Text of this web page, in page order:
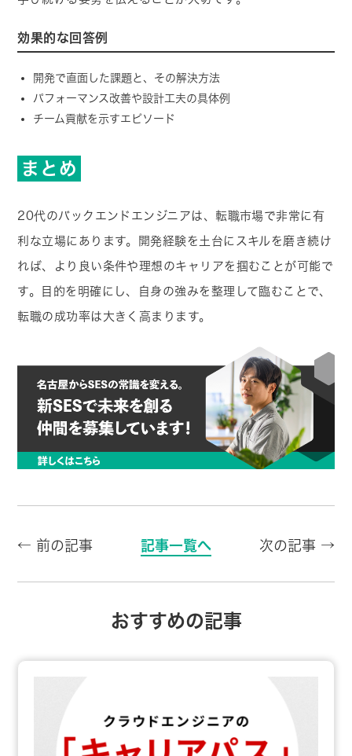
効果的な回答例
開発で直面した課題と、その解決方法
パフォーマンス改善や設計工夫の具体例
チーム貢献を示すエピソード
まとめ
20代のバックエンドエンジニアは、転職市場で非常に有
利な立場にあります。開発経験を土台にスキルを磨き続け
れば、より良い条件や理想のキャリアを掴むことが可能で
す。目的を明確にし、自身の強みを整理して臨むことで、
転職の成功率は大きく高まります。
← 前の記事 記事一覧へ 次の記事 →
おすすめの記事